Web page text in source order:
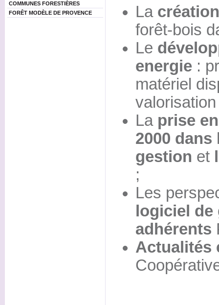
COMMUNES FORESTIÈRES
FORÊT MODÈLE DE PROVENCE
La
forêt-bois
Le
energie:
matériel
La prise
2000
gestion et
;
Les
logiciel
adhérents
Actualités